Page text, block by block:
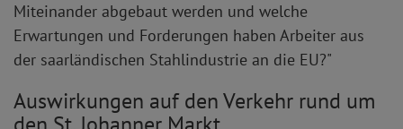
Miteinander abgebaut werden und welche
Erwartungen und Forderungen haben Arbeiter aus
der saarländischen Stahlindustrie an die EU?"
Auswirkungen auf den Verkehr rund um